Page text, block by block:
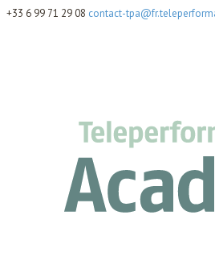
+33 6 99 71 29 08 contact-